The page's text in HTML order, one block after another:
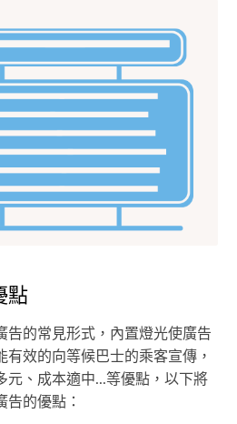
點
告的常見形式，內置燈光使廣告
效的向等候巴士的乘客宣傳，
元、成本適中...等優點，以下將
告的優點：